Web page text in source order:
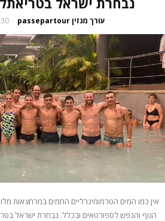
עורך מגזין passepartour - 30 בנובמבר 2021
אין כמו המים הטרמומינרליים החמים במרחצאות
הגוף והנפש לספורטאים ובכלל. נבחרת ישראל